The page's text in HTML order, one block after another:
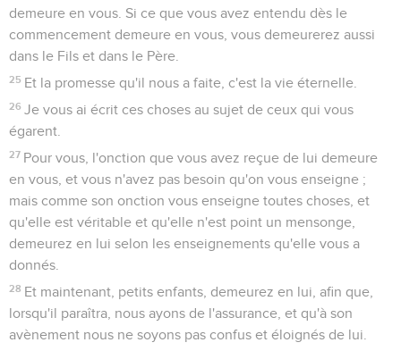
demeure en vous. Si ce que vous avez entendu dès le
commencement demeure en vous, vous demeurerez aussi
dans le Fils et dans le Père.
25 Et la promesse qu'il nous a faite, c'est la vie éternelle.
26 Je vous ai écrit ces choses au sujet de ceux qui vous
égarent.
27 Pour vous, l'onction que vous avez reçue de lui demeure
en vous, et vous n'avez pas besoin qu'on vous enseigne ;
mais comme son onction vous enseigne toutes choses, et
qu'elle est véritable et qu'elle n'est point un mensonge,
demeurez en lui selon les enseignements qu'elle vous a
donnés.
28 Et maintenant, petits enfants, demeurez en lui, afin que,
lorsqu'il paraîtra, nous ayons de l'assurance, et qu'à son
avènement nous ne soyons pas confus et éloignés de lui.